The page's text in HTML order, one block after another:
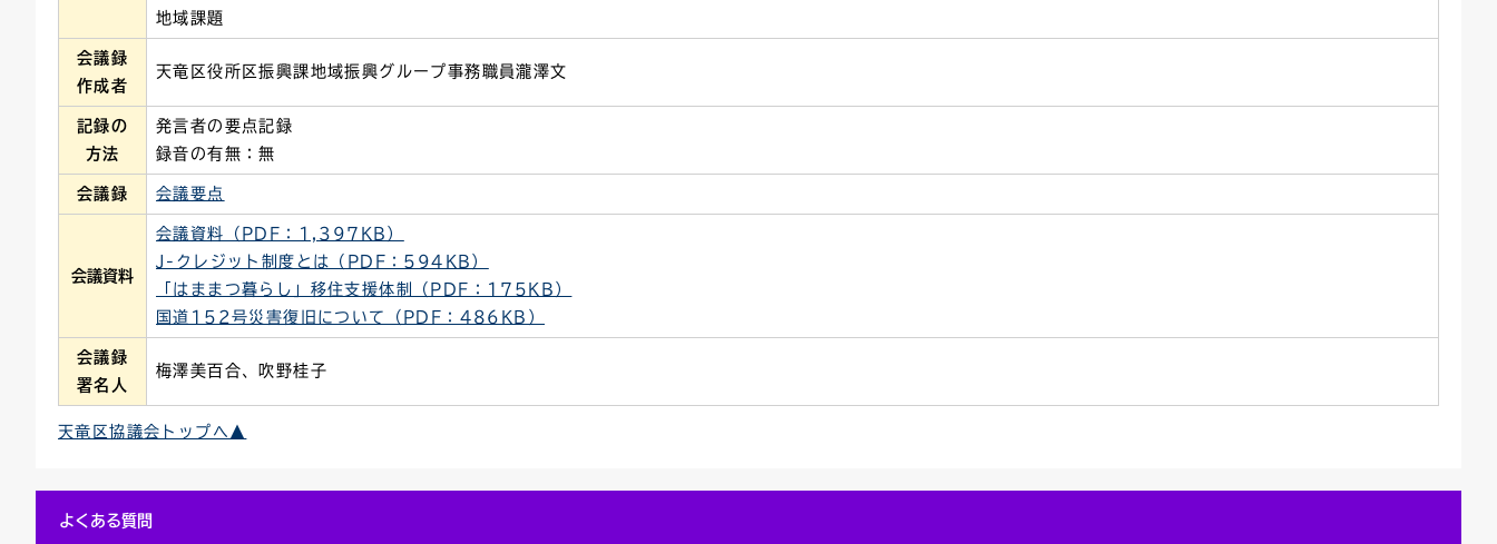
地域課題
会議録
作成者
天竜区役所区振興課地域振興グループ事務職員瀧澤文
記録の
方法
発言者の要点記録
録音の有無：無
会議録 会議要点
会議資料
会議資料（PDF：1,397KB）
J-クレジット制度とは（PDF：594KB）
「はままつ暮らし」移住支援体制（PDF：175KB）
国道152号災害復旧について（PDF：486KB）
会議録
署名人
梅澤美百合、吹野桂子
天竜区協議会トップへ▲
よくある質問